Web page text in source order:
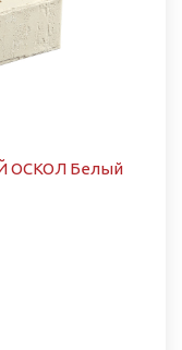
ОСКОЛ Белый